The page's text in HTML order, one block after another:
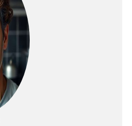
extrêmement faible
Poignées : choisissez la
bonne couleur parmi
différentes poignées Bosch
hottes plates : à peine
visibles dans un meuble
haut, elles assurent un
design de cuisine clair
Produit fabriqué en
Allemagne Dimensions de